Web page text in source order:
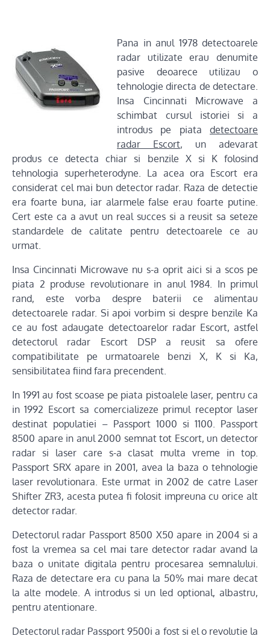
Pana in anul 1978 detectoarele
radar utilizate erau denumite
pasive deoarece utilizau o
tehnologie directa de detectare.
Insa Cincinnati Microwave a
schimbat cursul istoriei si a
introdus pe piata detectoare
radar Escort, un adevarat
produs ce detecta chiar si benzile X si K folosind
tehnologia superheterodyne. La acea ora Escort era
considerat cel mai bun detector radar. Raza de detectie
era foarte buna, iar alarmele false erau foarte putine.
Cert este ca a avut un real succes si a reusit sa seteze
standardele de calitate pentru detectoarele ce au
urmat.
Insa Cincinnati Microwave nu s-a oprit aici si a scos pe
piata 2 produse revolutionare in anul 1984. In primul
rand, este vorba despre baterii ce alimentau
detectoarele radar. Si apoi vorbim si despre benzile Ka
ce au fost adaugate detectoarelor radar Escort, astfel
detectorul radar Escort DSP a reusit sa ofere
compatibilitate pe urmatoarele benzi X, K si Ka,
sensibilitatea fiind fara precendent.
In 1991 au fost scoase pe piata pistoalele laser, pentru ca
in 1992 Escort sa comercializeze primul receptor laser
destinat populatiei – Passport 1000 si 1100. Passport
8500 apare in anul 2000 semnat tot Escort, un detector
radar si laser care s-a clasat multa vreme in top.
Passport SRX apare in 2001, avea la baza o tehnologie
laser revolutionara. Este urmat in 2002 de catre Laser
Shifter ZR3, acesta putea fi folosit impreuna cu orice alt
detector radar.
Detectorul radar Passport 8500 X50 apare in 2004 si a
fost la vremea sa cel mai tare detector radar avand la
baza o unitate digitala pentru procesarea semnalului.
Raza de detectare era cu pana la 50% mai mare decat
la alte modele. A introdus si un led optional, albastru,
pentru atentionare.
Detectorul radar Passport 9500i a fost si el o revolutie la